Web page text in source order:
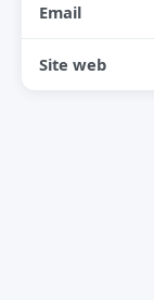
Email
Site web